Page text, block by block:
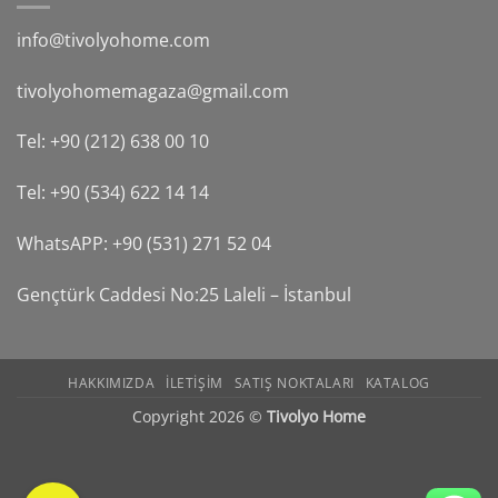
info@tivolyohome.com
tivolyohomemagaza@gmail.com
Tel: +90 (212) 638 00 10
Tel: +90 (534) 622 14 14
WhatsAPP: +90 (531) 271 52 04
Gençtürk Caddesi No:25 Laleli – İstanbul
HAKKIMIZDA ILETIŞIM SATIŞ NOKTALARI KATALOG
Copyright 2026 © Tivolyo Home